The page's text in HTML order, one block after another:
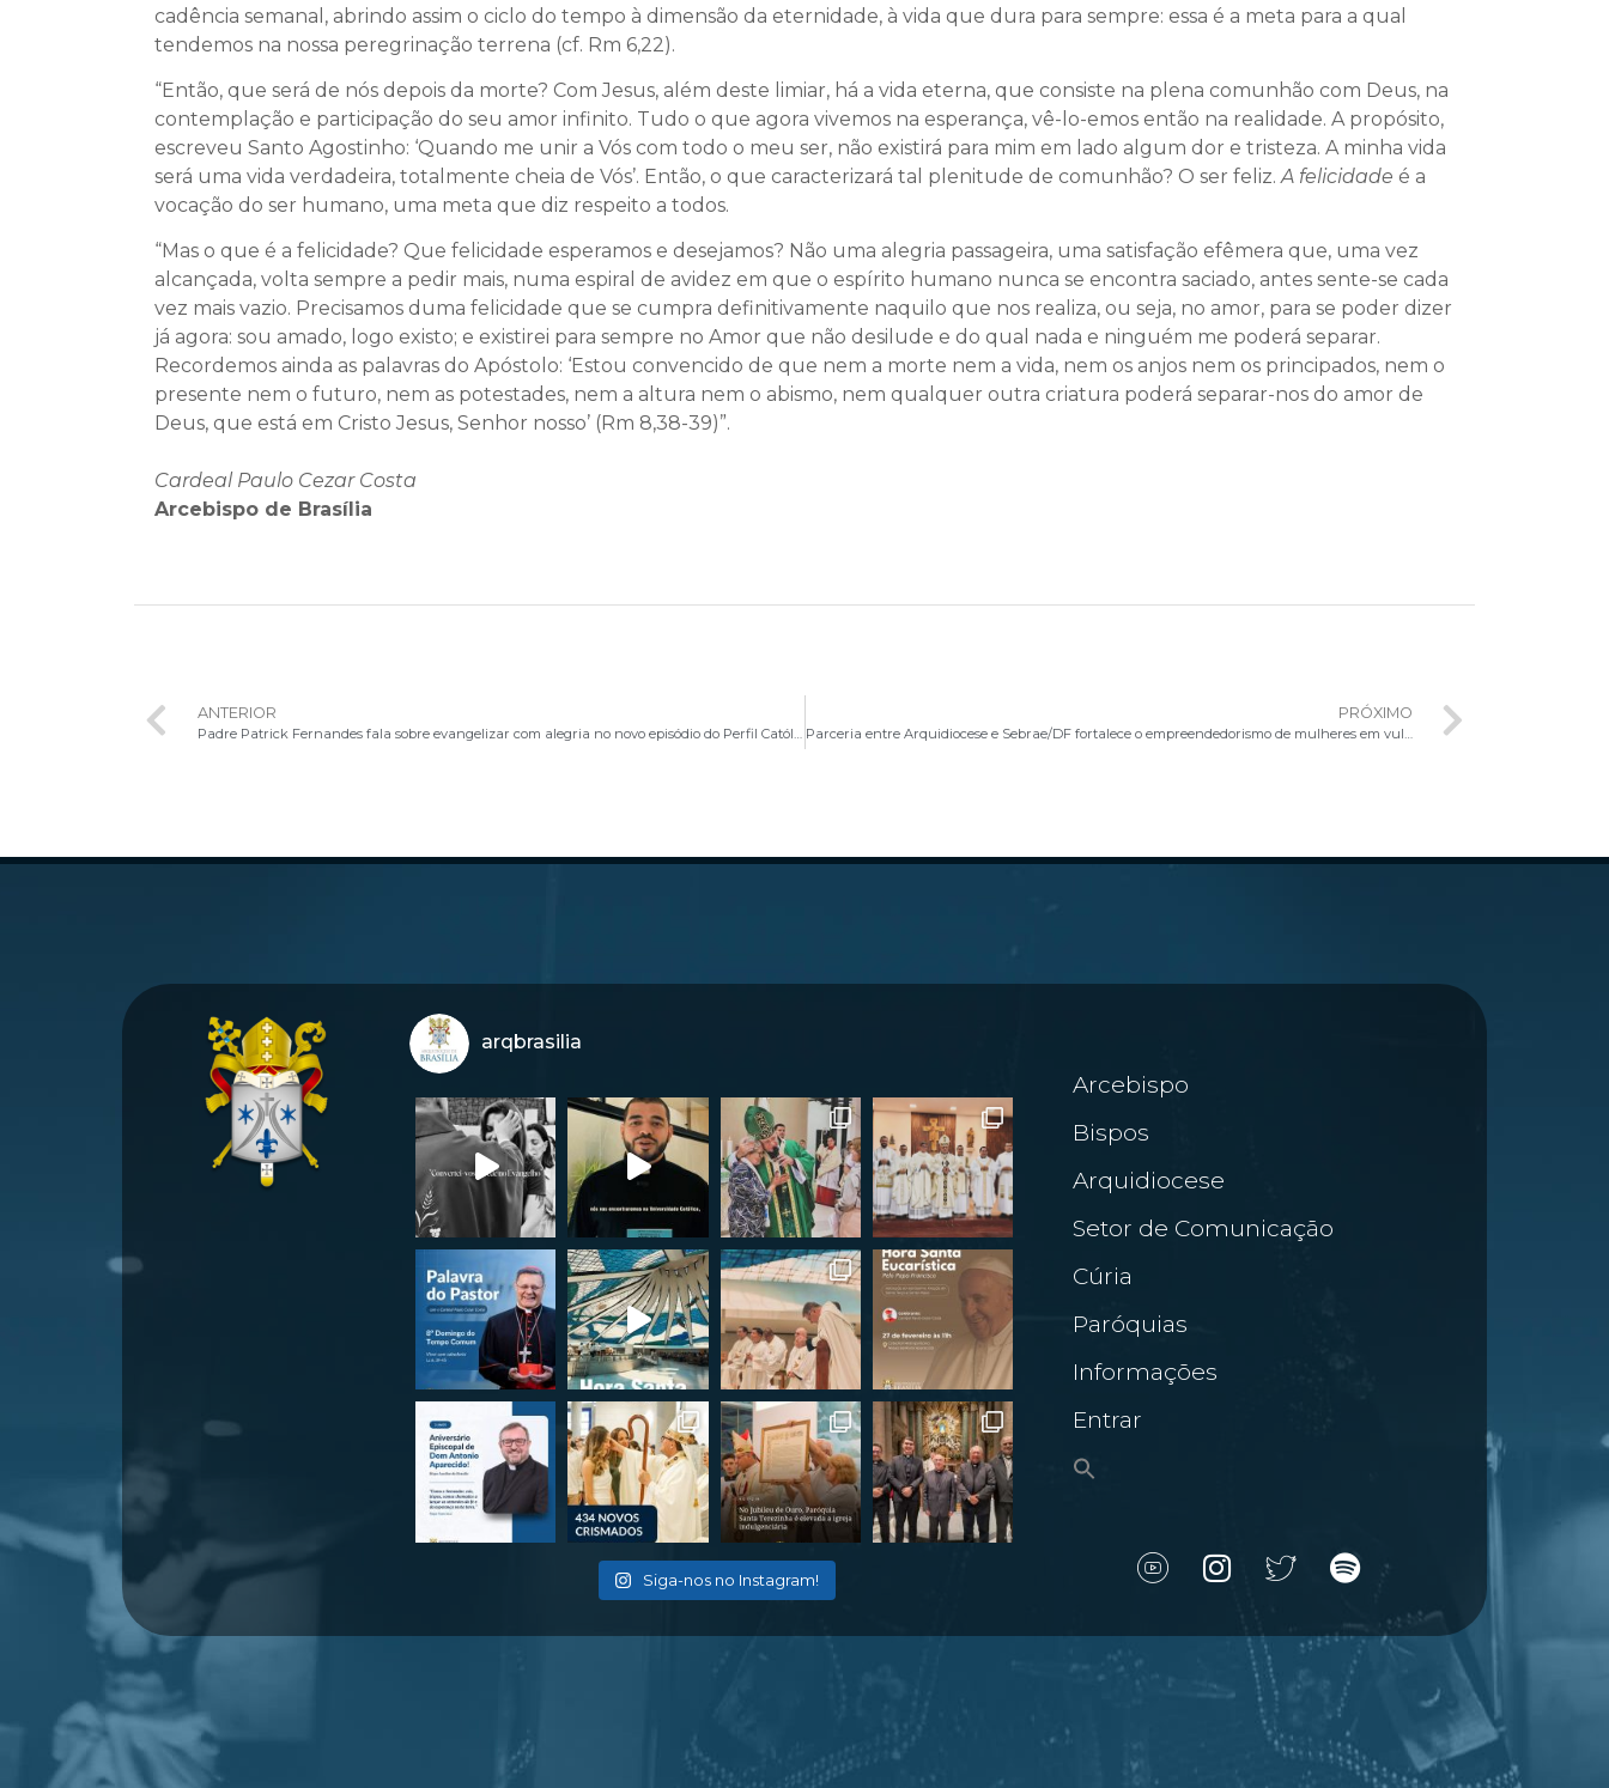
cadência semanal, abrindo assim o ciclo do tempo à dimensão da eternidade, à vida que dura para sempre: essa é a meta para a qual
tendemos na nossa peregrinação terrena (cf. Rm 6,22).
“Então, que será de nós depois da morte? Com Jesus, além deste limiar, há a vida eterna, que consiste na plena comunhão com Deus, na
contemplação e participação do seu amor infinito. Tudo o que agora vivemos na esperança, vê-lo-emos então na realidade. A propósito,
escreveu Santo Agostinho: ‘Quando me unir a Vós com todo o meu ser, não existirá para mim em lado algum dor e tristeza. A minha vida
será uma vida verdadeira, totalmente cheia de Vós’. Então, o que caracterizará tal plenitude de comunhão? O ser feliz.A felicidade é a
vocação do ser humano, uma meta que diz respeito a todos.
“Mas o que é a felicidade? Que felicidade esperamos e desejamos? Não uma alegria passageira, uma satisfação efêmera que, uma vez
alcançada, volta sempre a pedir mais, numa espiral de avidez em que o espírito humano nunca se encontra saciado, antes sente-se cada
vez mais vazio. Precisamos duma felicidade que se cumpra definitivamente naquilo que nos realiza, ou seja, no amor, para se poder dizer
já agora: sou amado, logo existo; e existirei para sempre no Amor que não desilude e do qual nada e ninguém me poderá separar.
Recordemos ainda as palavras do Apóstolo: ‘Estou convencido de que nem a morte nem a vida, nem os anjos nem os principados, nem o
presente nem o futuro, nem as potestades, nem a altura nem o abismo, nem qualquer outra criatura poderá separar-nos do amor de
Deus, que está em Cristo Jesus, Senhor nosso’ (Rm 8,38-39)”.
Cardeal Paulo Cezar Costa
Arcebispo de Brasília
ANTERIOR PRÓXIMO
arqbrasilia
Siga-nos no Instagram!
Arcebispo
Bispos
Arquidiocese
Setor de Comunicação
Cúria
Paróquias
Informações
Entrar